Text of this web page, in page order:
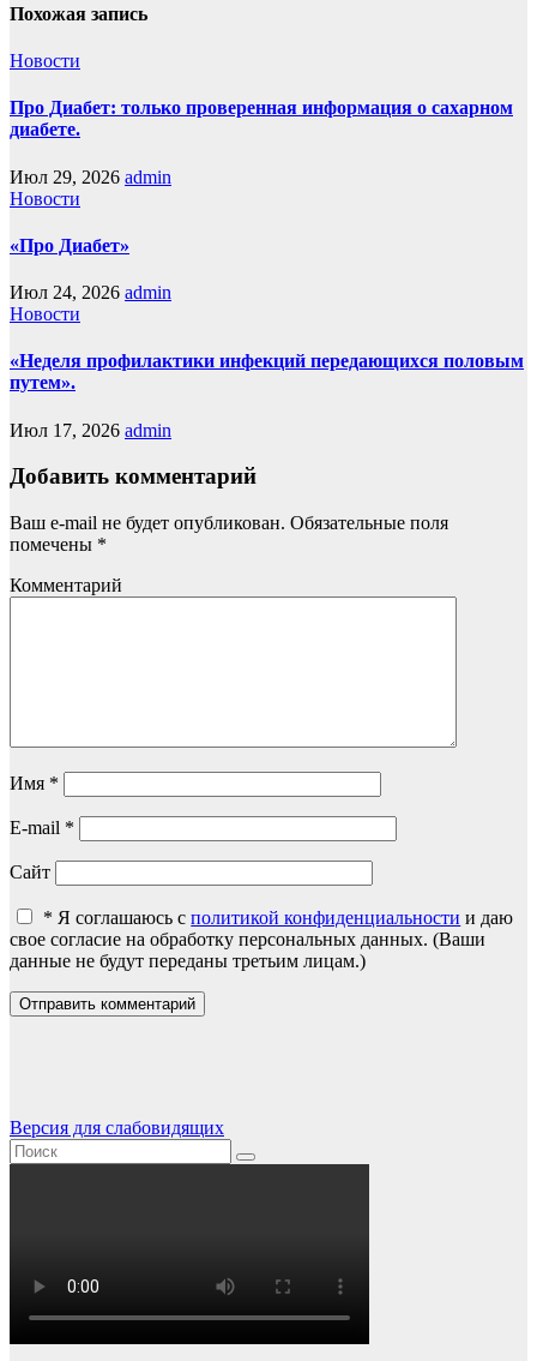
Похожая запись
Новости
Про Диабет: только проверенная информация о сахарном
диабете.
Июл 29, 2026 admin
Новости
«Про Диабет»
Июл 24, 2026 admin
Новости
«Неделя профилактики инфекций передающихся половым
путем».
Июл 17, 2026 admin
Добавить комментарий
Ваш e-mail не будет опубликован. Обязательные поля
помечены *
Комментарий
Имя *
E-mail *
Сайт
* Я соглашаюсь сполитикой конфиденциальности и даю
свое согласие на обработку персональных данных. (Ваши
данные не будут переданы третьим лицам.)
Версия для слабовидящих